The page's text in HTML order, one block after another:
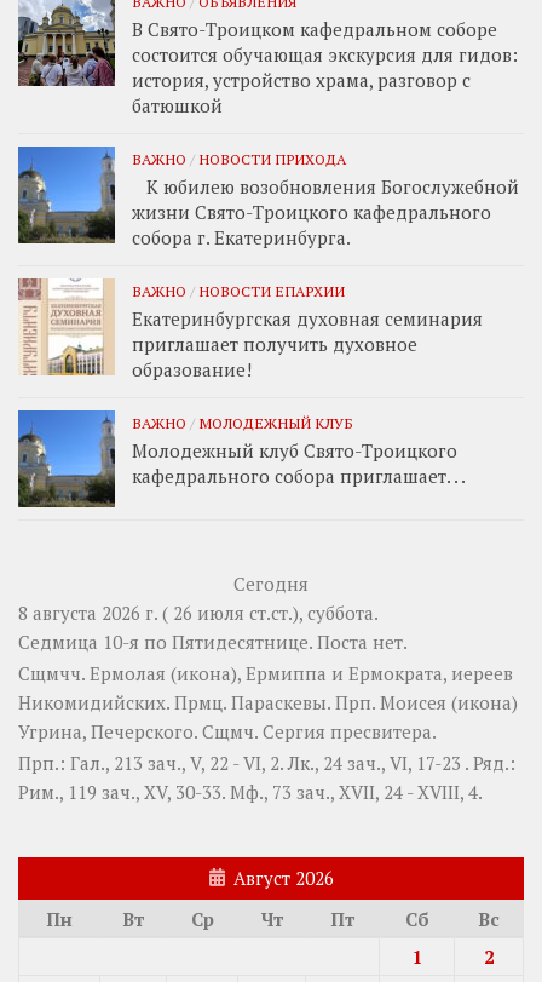
В Свято-Троицком кафедральном соборе
состоится обучающая экскурсия для гидов:
история, устройство храма, разговор с
батюшкой
ВАЖНО / НОВОСТИ ПРИХОДА
К юбилею возобновления Богослужебной
жизни Свято-Троицкого кафедрального
собора г. Екатеринбурга.
ВАЖНО / НОВОСТИ ЕПАРХИИ
Екатеринбургская духовная семинария
приглашает получить духовное
образование!
ВАЖНО / МОЛОДЕЖНЫЙ КЛУБ
Молодежный клуб Свято-Троицкого
кафедрального собора приглашает. . .
Сегодня
8 августа 2026 г. ( 26 июля ст.ст.), суббота.
Седмица 10-я по Пятидесятнице. Поста нет.
Сщмчч. Ермолая (икона), Ермиппа и Ермократа, иереев
Никомидийских. Прмц. Параскевы. Прп. Моисея (икона)
Угрина, Печерского. Сщмч. Сергия пресвитера.
Прп.: Гал., 213 зач., V, 22 - VI, 2. Лк., 24 зач., VI, 17-23 . Ряд.:
Рим., 119 зач., XV, 30-33. Мф., 73 зач., XVII, 24 - XVIII, 4.
Август 2026
Пн
Вт Ср Чт Пт Сб
Вс
1
2